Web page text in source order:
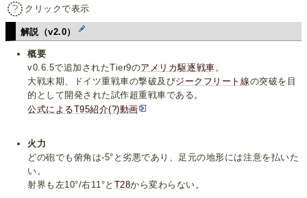
クリックで表示
解説（v2.0）
概要
v0.6.5で追加されたTier9のアメリカ駆逐戦車。
大戦末期、ドイツ重戦車の撃破及びジークフリート線の突破を目
的として開発された試作超重戦車である。
公式によるT95紹介(?)動画
火力
どの砲でも俯角は-5°と劣悪であり、足元の地形には注意を払いた
い。
射界も左10°/右11°と T28から変わらない。